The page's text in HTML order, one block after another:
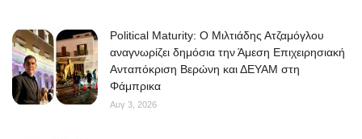
Political Maturity: Ο Μιλτιάδης Ατζαμόγλου
αναγνωρίζει δημόσια την Άμεση Επιχειρησιακή
Ανταπόκριση Βερώνη και ΔΕΥΑΜ στη
Φάμπρικα
Αυγ 3, 2026